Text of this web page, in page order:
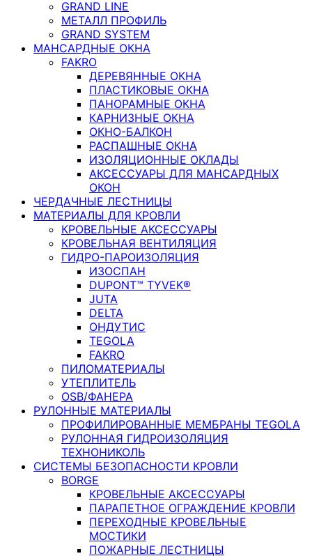
GRAND LINE
МЕТАЛЛ ПРОФИЛЬ
GRAND SYSTEM
МАНСАРДНЫЕ ОКНА
FAKRO
ДЕРЕВЯННЫЕ ОКНА
ПЛАСТИКОВЫЕ ОКНА
ПАНОРАМНЫЕ ОКНА
КАРНИЗНЫЕ ОКНА
ОКНО-БАЛКОН
РАСПАШНЫЕ ОКНА
ИЗОЛЯЦИОННЫЕ ОКЛАДЫ
АКСЕССУАРЫ ДЛЯ МАНСАРДНЫХ
ОКОН
ЧЕРДАЧНЫЕ ЛЕСТНИЦЫ
МАТЕРИАЛЫ ДЛЯ КРОВЛИ
КРОВЕЛЬНЫЕ АКСЕССУАРЫ
КРОВЕЛЬНАЯ ВЕНТИЛЯЦИЯ
ГИДРО-ПАРОИЗОЛЯЦИЯ
ИЗОСПАН
DUPONT™ TYVEK®
JUTA
DELTA
ОНДУТИС
TEGOLA
FAKRO
ПИЛОМАТЕРИАЛЫ
УТЕПЛИТЕЛЬ
OSB/ФАНЕРА
РУЛОННЫЕ МАТЕРИАЛЫ
ПРОФИЛИРОВАННЫЕ МЕМБРАНЫ TEGOLA
РУЛОННАЯ ГИДРОИЗОЛЯЦИЯ
ТЕХНОНИКОЛЬ
СИСТЕМЫ БЕЗОПАСНОСТИ КРОВЛИ
BORGE
КРОВЕЛЬНЫЕ АКСЕССУАРЫ
ПАРАПЕТНОЕ ОГРАЖДЕНИЕ КРОВЛИ
ПЕРЕХОДНЫЕ КРОВЕЛЬНЫЕ
МОСТИКИ
ПОЖАРНЫЕ ЛЕСТНИЦЫ